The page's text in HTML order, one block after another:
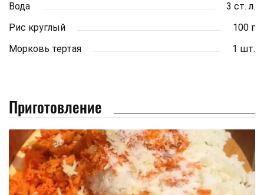
Вода
3 ст. л.
Рис круглый
100 г
Морковь тертая
1 шт.
Приготовление